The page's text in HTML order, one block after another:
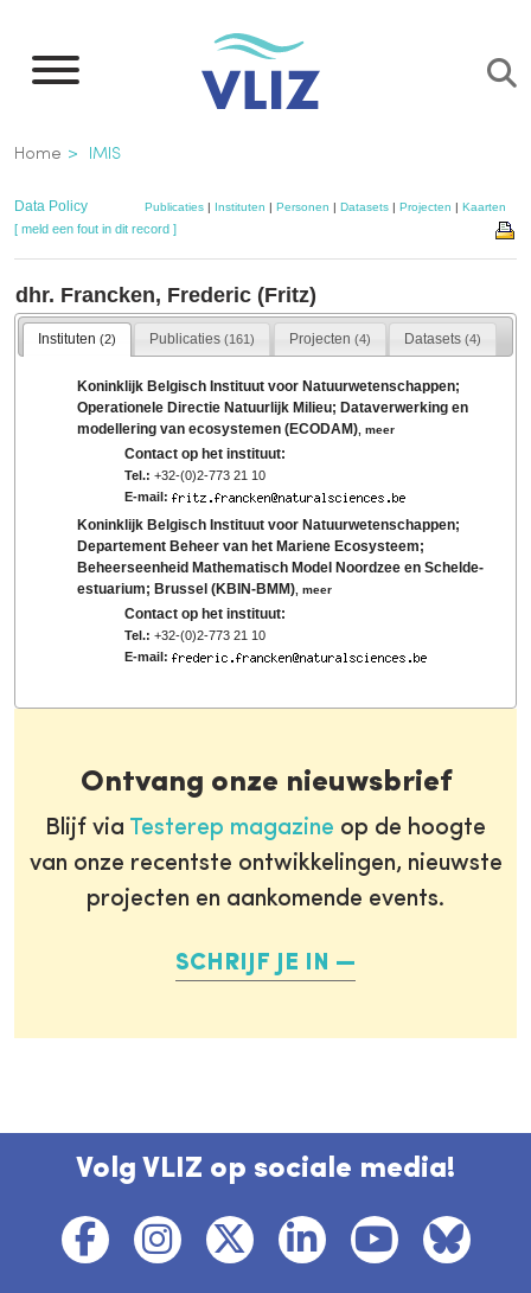
naar
inhoud
gaan
Kruimelpad
Home IMIS
Data Policy Publicaties| Instituten | Personen | Datasets| Projecten | Kaarten
[ meld een fout in dit record ]
dhr. Francken, Frederic (Fritz)
Instituten (2) Publicaties(161) Projecten (4) Datasets (4)
Koninklijk Belgisch Instituut voor Natuurwetenschappen;
Operationele Directie Natuurlijk Milieu; Dataverwerking en
modellering van ecosystemen (ECODAM) ,meer
Contact op het instituut:
Tel.: +32-(0)2-773 21 10
E-mail:
Koninklijk Belgisch Instituut voor Natuurwetenschappen;
Departement Beheer van het Mariene Ecosysteem;
Beheerseenheid Mathematisch Model Noordzee en Schelde-
estuarium; Brussel (KBIN-BMM) ,meer
Contact op het instituut:
Tel.: +32-(0)2-773 21 10
E-mail:
Ontvang onze nieuwsbrief
Blijf via Testerep magazine op de hoogte
van onze recentste ontwikkelingen, nieuwste
projecten en aankomende events.
SCHRIJF JE IN
Volg VLIZ op sociale media!